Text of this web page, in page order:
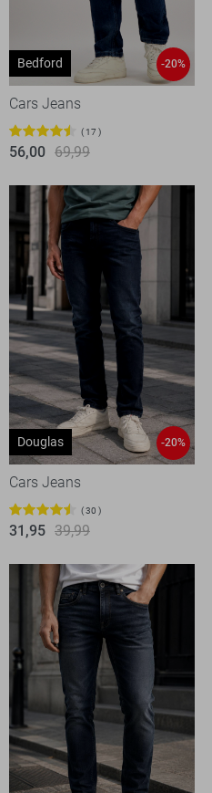
Bedford -20%
Cars Jeans
17
56,00 69,99
Douglas -20%
Cars Jeans
30
31,95 39,99